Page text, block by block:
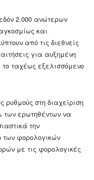
2.000 ανώτερων
και
από τις διεθνείς
για αυξημένη
το ταχέως εξελισσόμενο
στη διαχείριση
των ερωτηθέντων να
την
των φορολογικών
με τις φορολογικές